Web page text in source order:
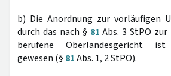
b) Die Anordnung zur vorläufigen
durch das nach § 81 Abs. 3 StPO
berufene Oberlandesgericht
gewesen (§ 81Abs. 1, 2 StPO).